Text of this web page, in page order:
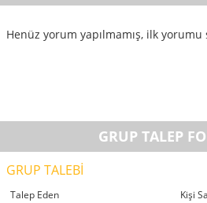
Henüz yorum yapılmamış, ilk yorumu
GRUP TALEP
GRUP TALEBİ
Talep Eden Kişi